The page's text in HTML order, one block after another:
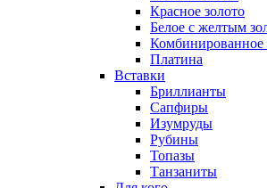
Красное золото
Белое с желтым
Комбинированное
Платина
Вставки
Бриллианты
Сапфиры
Изумруды
Рубины
Топазы
Танзаниты